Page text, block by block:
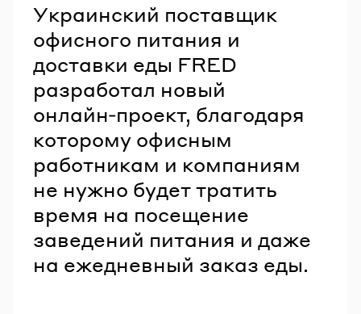
Украинский поставщик
офисного питания и
доставки еды FRED
разработал новый
онлайн‑проект, благодаря
которому офисным
работникам и компаниям
не нужно будет тратить
время на посещение
заведений питания и даже
на ежедневный заказ еды.